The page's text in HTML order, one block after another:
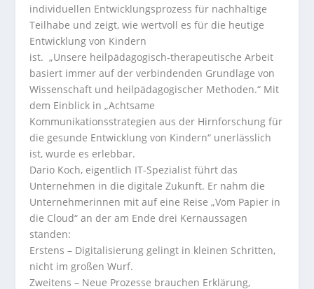
individuellen Entwicklungsprozess für nachhaltige
Teilhabe und zeigt, wiewertvoll es für die heutige
Entwicklung von Kindern
ist. „Unsere heilpädagogisch-therapeutische Arbeit
basiert immer auf der verbindenden Grundlage von
Wissenschaft und heilpädagogischer Methoden.“ Mit
dem Einblick in „Achtsame
Kommunikationsstrategien aus der Hirnforschung für
die gesunde Entwicklung von Kindern“ unerlässlich
ist, wurde es erlebbar.
Dario Koch, eigentlich IT-Spezialist führt das
Unternehmen in die digitale Zukunft. Er nahm die
Unternehmerinnen mit auf eine Reise „Vom Papier in
die Cloud“ an der am Ende drei Kernaussagen
standen:
Erstens – Digitalisierung gelingt in kleinen Schritten,
nicht im großen Wurf.
Zweitens – Neue Prozesse brauchen Erklärung,